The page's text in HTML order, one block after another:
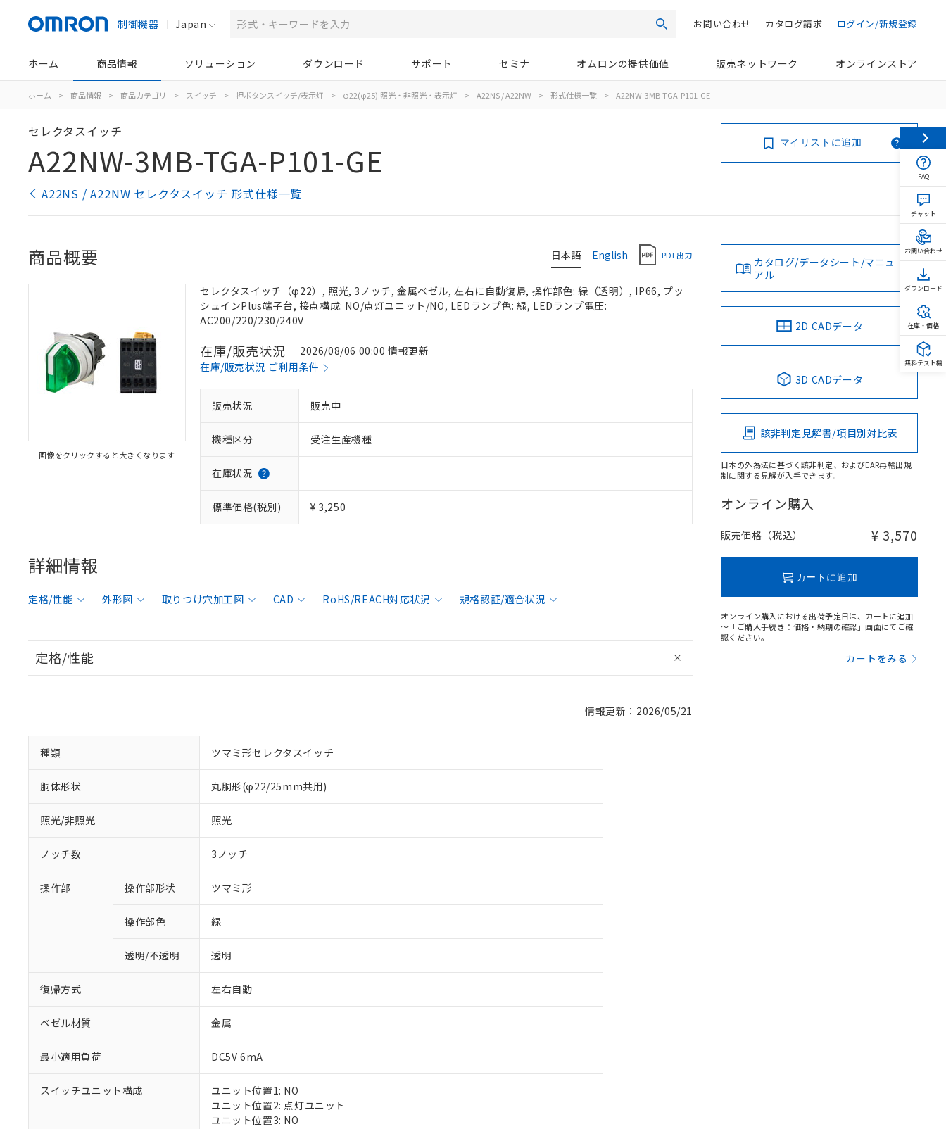
制御機器 Japan 検索 ログイン/新規登録
カタログ請求
お問い合わせ
ホーム 商品情報 ソリューション ダウンロード サポート セミナ オムロンの提供価値 販売ネットワーク オンラインストア
ホーム > 商品情報 > 商品カテゴリ > スイッチ > 押ボタンスイッチ/表示灯 > φ22(φ25):照光・非照光・表示灯 > A22NS / A22NW > 形式仕様一覧 > A22NW-3MB-TGA-P101-GE
セレクタスイッチ
A22NW-3MB-TGA-P101-GE
A22NS / A22NW セレクタスイッチ 形式仕様一覧
マイリストに追加
日本語 English PDF出力
商品概要
画像をクリックすると大きくなります
セレクタスイッチ（φ22）, 照光, 3ノッチ, 金属ベゼル, 左右に自動復帰, 操作部色: 緑（透明）, IP66, プッ
シュインPlus端子台, 接点構成: NO/点灯ユニット/NO, LEDランプ色: 緑, LEDランプ電圧:
AC200/220/230/240V
在庫/販売状況
2026/08/06 00:00 情報更新
在庫/販売状況 ご利用条件
販売状況 販売中
機種区分 受注生産機種
在庫状況
標準価格(税別) ¥ 3,250
詳細情報
定格/性能 外形図 取りつけ穴加工図 CAD RoHS/REACH対応状況 規格認証/適合状況
定格/性能
情報更新：2026/05/21
種類 ツマミ形セレクタスイッチ
胴体形状 丸胴形(φ22/25mm共用)
照光/非照光 照光
ノッチ数 3ノッチ
操作部 操作部形状 ツマミ形
操作部色 緑
透明/不透明 透明
復帰方式 左右自動
ベゼル材質 金属
最小適用負荷 DC5V 6mA
スイッチユニット構成
ユニット位置1: NO
ユニット位置2: 点灯ユニット
ユニット位置3: NO
カタログ/データシート/マニュ
アル
2D CADデータ
3D CADデータ
該非判定見解書/項目別対比表
日本の外為法に基づく該非判定、およびEAR再輸出規
制に関する見解が入手できます。
オンライン購入
販売価格（税込） ¥ 3,570
カートに追加
オンライン購入における出荷予定日は、カートに追加
～「ご購入手続き：価格・納期の確認」画面にてご確
認ください。
カートをみる
FAQ
チャット
お問い合わせ
ダウンロード
在庫・価格
無料テスト機